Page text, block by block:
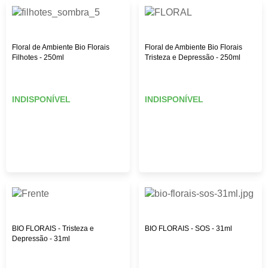
Floral de Ambiente Bio Florais
Filhotes - 250ml
INDISPONÍVEL
Floral de Ambiente Bio Florais
Tristeza e Depressão - 250ml
INDISPONÍVEL
BIO FLORAIS - Tristeza e
Depressão - 31ml
BIO FLORAIS - SOS - 31ml